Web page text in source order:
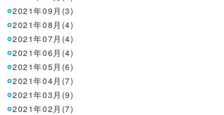
2021年09月(3)
2021年08月(4)
2021年07月(4)
2021年06月(4)
2021年05月(6)
2021年04月(7)
2021年03月(9)
2021年02月(7)